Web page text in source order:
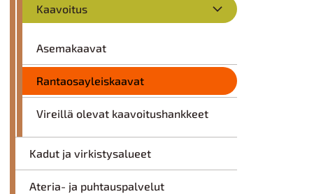
Kaavoitus
Asemakaavat
Rantaosayleiskaavat
Vireillä olevat kaavoitushankkeet
Kadut ja virkistysalueet
Ateria- ja puhtauspalvelut